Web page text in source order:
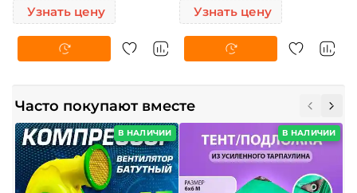
Узнать цену Узнать цену
Часто покупают вместе
В НАЛИЧИИ В НАЛИЧИИ